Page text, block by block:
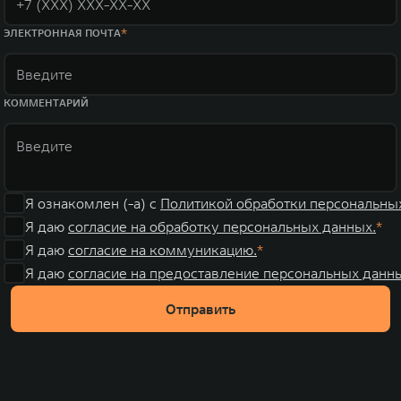
ЭЛЕКТРОННАЯ ПОЧТА
КОММЕНТАРИЙ
Я ознакомлен (-а) с Политикой обработки
Я даю согласие на обработку персональных данных.
Я даю согласие на коммуникацию.
Я даю согласие на предоставление персональных
Отправить